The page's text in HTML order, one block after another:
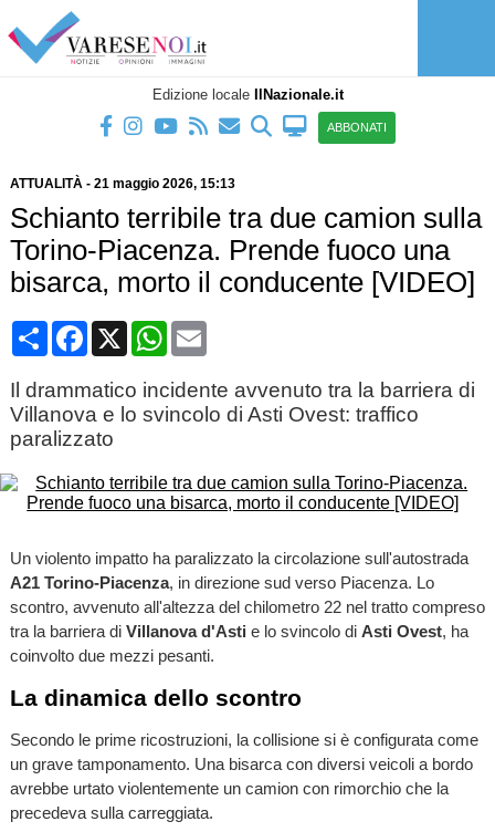
Edizione locale IlNazionale.it
ABBONATI
ATTUALITÀ- 21 maggio 2026, 15:13
Schianto terribile tra due camion sulla
Torino-Piacenza. Prende fuoco una
bisarca, morto il conducente [VIDEO]
CondividiFacebook
X WhatsApp
Email
Il drammatico incidente avvenuto tra la barriera di
Villanova e lo svincolo di Asti Ovest: traffico
paralizzato
Un violento impatto ha paralizzato la circolazione sull'autostrada
A21 Torino-Piacenza, in direzione sud verso Piacenza. Lo
scontro, avvenuto all'altezza del chilometro 22 nel tratto compreso
tra la barriera di Villanova d'Asti e lo svincolo di Asti Ovest, ha
coinvolto due mezzi pesanti.
La dinamica dello scontro
Secondo le prime ricostruzioni, la collisione si è configurata come
un grave tamponamento. Una bisarca con diversi veicoli a bordo
avrebbe urtato violentemente un camion con rimorchio che la
precedeva sulla carreggiata.